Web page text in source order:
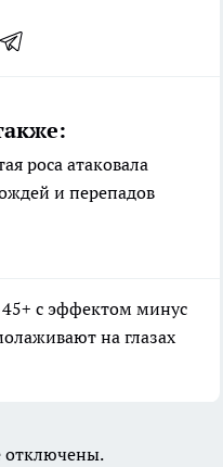
роса атаковала
и перепадов
с эффектом минус
на глазах
отключены.